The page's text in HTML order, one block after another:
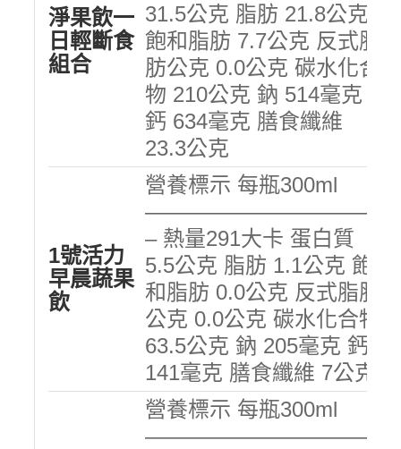
淨果飲一
日輕斷食
組合
31.5公克 脂肪 21.8公克
飽和脂肪 7.7公克 反式脂
肪公克 0.0公克 碳水化合
物 210公克 鈉 514毫克
鈣 634毫克 膳食纖維
23.3公克
1號活力
早晨蔬果
飲
營養標示 每瓶300ml
———————————
– 熱量291大卡 蛋白質
5.5公克 脂肪 1.1公克 飽
和脂肪 0.0公克 反式脂肪
公克 0.0公克 碳水化合物
63.5公克 鈉 205毫克 鈣
141毫克 膳食纖維 7公克
營養標示 每瓶300ml
———————————